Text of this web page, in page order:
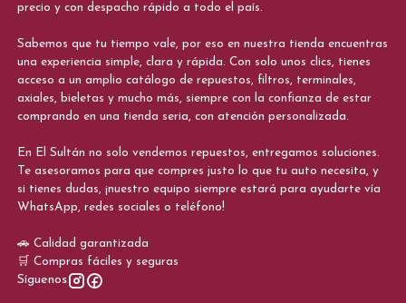
precio y con despacho rápido a todo el país.
Sabemos que tu tiempo vale, por eso en nuestra tienda encuentras
una experiencia simple, clara y rápida. Con solo unos clics, tienes
acceso a un amplio catálogo de repuestos, filtros, terminales,
axiales, bieletas y mucho más, siempre con la confianza de estar
comprando en una tienda seria, con atención personalizada.
En El Sultán no solo vendemos repuestos, entregamos soluciones.
Te asesoramos para que compres justo lo que tu auto necesita, y
si tienes dudas, ¡nuestro equipo siempre estará para ayudarte vía
WhatsApp, redes sociales o teléfono!
🚗 Calidad garantizada
🛒 Compras fáciles y seguras
Síguenos